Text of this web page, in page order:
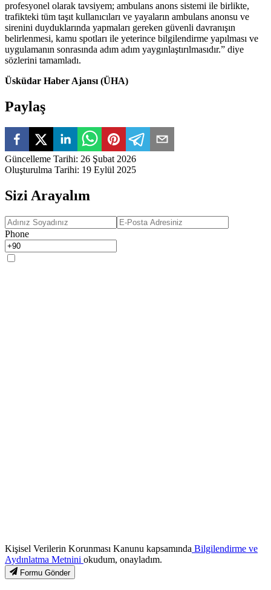
profesyonel olarak tavsiyem; ambulans anons sistemi ile birlikte,
trafikteki tüm taşıt kullanıcıları ve yayaların ambulans anonsu ve
sirenini duyduklarında yapmaları gereken güvenli davranışın
belirlenmesi, kamu spotları ile yeterince bilgilendirme yapılması ve
uygulamanın sonrasında adım adım yaygınlaştırılmasıdır.” diye
sözlerini tamamladı.
Üsküdar Haber Ajansı (ÜHA)
Paylaş
Güncelleme Tarihi: 26 Şubat 2026
Oluşturulma Tarihi: 19 Eylül 2025
Sizi Arayalım
Phone
Kişisel Verilerin Korunması Kanunu kapsamında Bilgilendirme ve
Aydınlatma Metnini okudum, onayladım.
Formu Gönder